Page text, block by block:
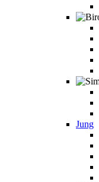
Jung